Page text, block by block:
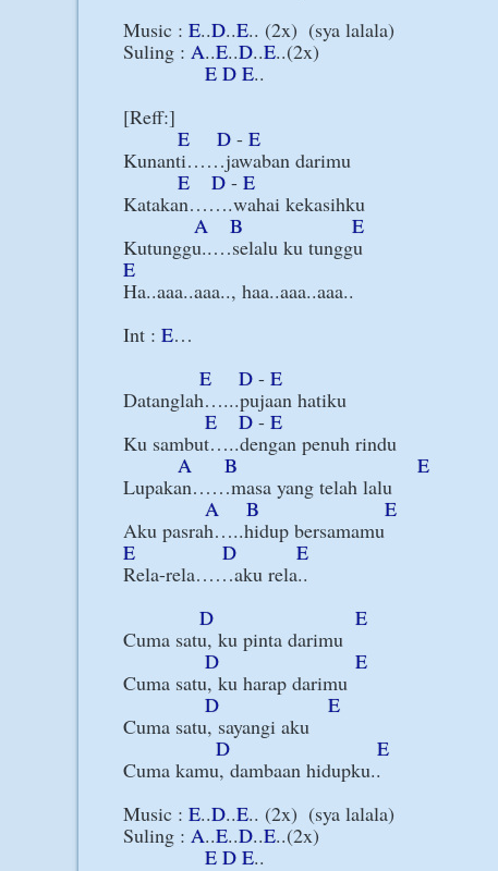
Music : E..D..E.. (2x)  (sya lalala)
Suling : A..E..D..E..(2x)
E D E..
[Reff:]
E
D - E
Kunanti……jawaban darimu
E
D - E
Katakan…….wahai kekasihku
A
B
E
E
Ha..aaa..aaa.., haa..aaa..aaa..
Int : E…
E
D - E
Datanglah…...pujaan hatiku
E
D - E
Ku sambut…..dengan penuh rindu
A
B
E
Lupakan……masa yang telah lalu
A
B
E
E
D
E
Rela-rela……aku rela..
D
E
Cuma satu, ku pinta darimu
D
E
Cuma satu, ku harap darimu
D
E
Cuma satu, sayangi aku
D
E
Cuma kamu, dambaan hidupku..
Music : E..D..E.. (2x)  (sya lalala)
Suling : A..E..D..E..(2x)
E D E..